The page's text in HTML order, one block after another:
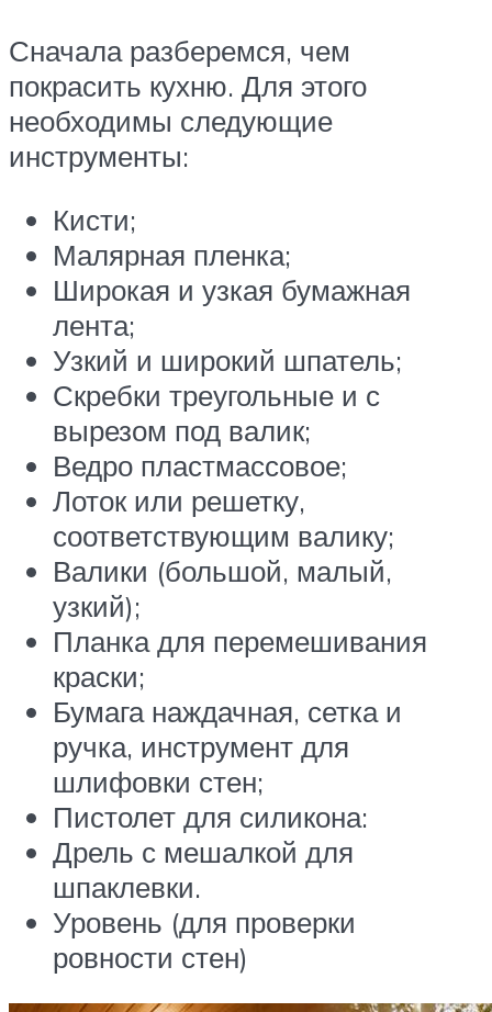
Сначала разберемся, чем
покрасить кухню. Для этого
необходимы следующие
инструменты:
Кисти;
Малярная пленка;
Широкая и узкая бумажная
лента;
Узкий и широкий шпатель;
Скребки треугольные и с
вырезом под валик;
Ведро пластмассовое;
Лоток или решетку,
соответствующим валику;
Валики (большой, малый,
узкий);
Планка для перемешивания
краски;
Бумага наждачная, сетка и
ручка, инструмент для
шлифовки стен;
Пистолет для силикона:
Дрель с мешалкой для
шпаклевки.
Уровень (для проверки
ровности стен)